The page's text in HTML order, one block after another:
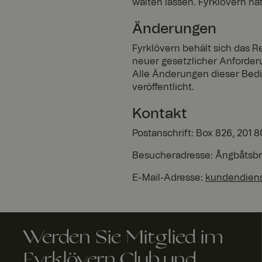
walten lassen. Fyrklövern
Änderungen
Fyrklövern behält sich das
neuer gesetzlicher
Alle Änderungen dieser
veröffentlicht.
Kontakt
Postanschrift: Box 826, 201
Besucheradresse:
E-Mail-Adresse:
Werden Sie Mitglied im
RWuid
Name
Anbi
/
män
e
A
fd
u
love
St